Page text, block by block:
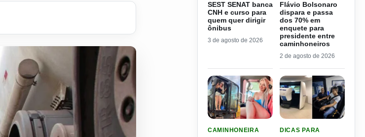
SEST SENAT banca
CNH e curso para
quem quer dirigir
ônibus
3 de agosto de 2026
Flávio Bolsonaro
dispara e passa
dos 70% em
enquete para
presidente entre
caminhoneiros
2 de agosto de 2026
CAMINHONEIRA
DICAS PARA